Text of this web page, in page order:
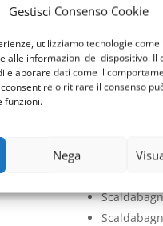
Gestisci Consenso Cookie
utilizziamo tecnologie come
alle informazioni del dispositivo. Il
elaborare dati come il
o ritirare il consenso
funzioni.
Nega
Bollino Blu
Check Up
Pulizia